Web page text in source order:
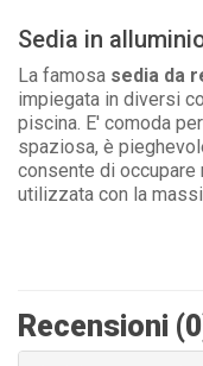
Sedia in
La famosa sedia da
impiegata in diversi
piscina. E' comoda
spaziosa, è
consente di
utilizzata con la
Recensioni